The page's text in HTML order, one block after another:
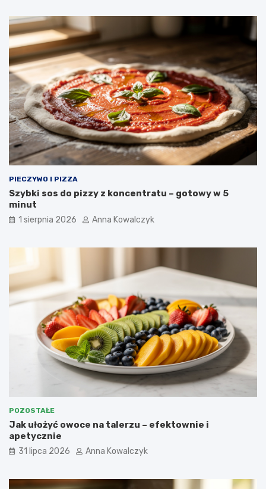
PIECZYWO I PIZZA
Szybki sos do pizzy z koncentratu – gotowy w 5
minut
1 sierpnia 2026 Anna Kowalczyk
POZOSTAŁE
Jak ułożyć owoce na talerzu – efektownie i
apetycznie
31 lipca 2026 Anna Kowalczyk